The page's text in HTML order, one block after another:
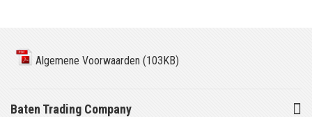
Algemene Voorwaarden (103KB)
Baten Trading Company